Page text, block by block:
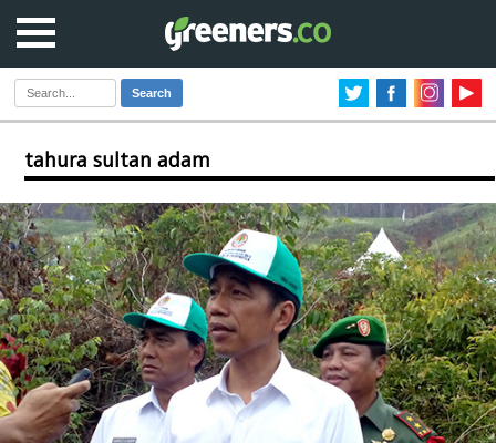
Search
tahura sultan adam